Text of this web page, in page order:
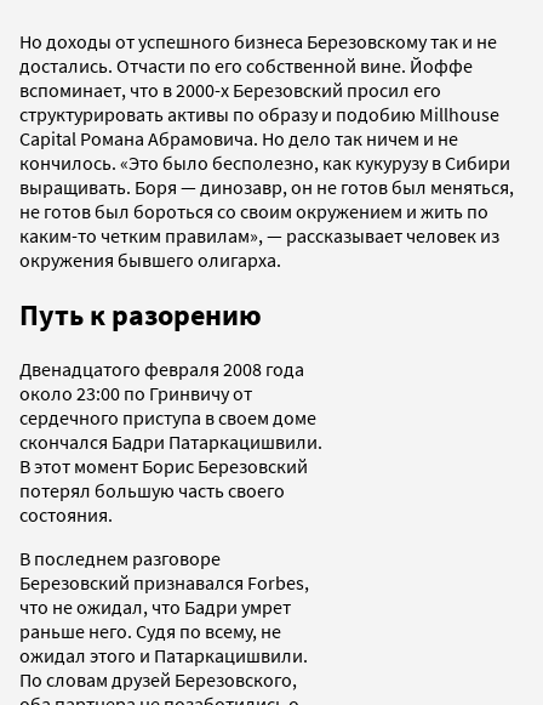
Но доходы от успешного бизнеса Березовскому так и не
достались. Отчасти по его собственной вине. Йоффе
вспоминает, что в 2000-х Березовский просил его
структурировать активы по образу и подобию Millhouse
Capital Романа Абрамовича. Но дело так ничем и не
кончилось. «Это было бесполезно, как кукурузу в Сибири
выращивать. Боря — динозавр, он не готов был меняться,
не готов был бороться со своим окружением и жить по
каким-то четким правилам», — рассказывает человек из
окружения бывшего олигарха.
Путь к разорению
Двенадцатого февраля 2008 года
около 23:00 по Гринвичу от
сердечного приступа в своем доме
скончался Бадри Патаркацишвили.
В этот момент Борис Березовский
потерял большую часть своего
состояния.
В последнем разговоре
Березовский признавался Forbes,
что не ожидал, что Бадри умрет
раньше него. Судя по всему, не
ожидал этого и Патаркацишвили.
По словам друзей Березовского,